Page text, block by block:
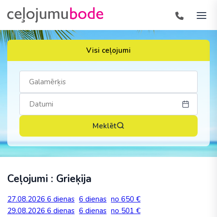
Visi ceļojumi
Meklēt
Ceļojumi : Grieķija
27.08.2026 6 dienas 6 dienas no 650 €
29.08.2026 6 dienas 6 dienas no 501 €